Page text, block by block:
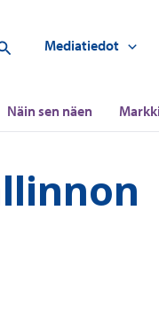
Mediatiedot
Näin sen näen